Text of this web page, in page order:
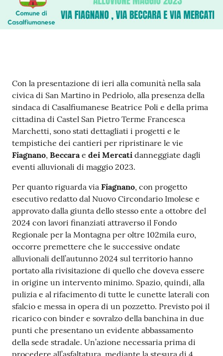
Contenuto
Con la presentazione di ieri alla comunità nella sala
civica di San Martino in Pedriolo, alla presenza della
sindaca di Casalfiumanese Beatrice Poli e della prima
cittadina di Castel San Pietro Terme Francesca
Marchetti, sono stati dettagliati i progetti e le
tempistiche dei cantieri per ripristinare le vie
Fiagnano, Beccara e dei Mercati danneggiate dagli
eventi alluvionali di maggio 2023.
Per quanto riguarda via Fiagnano, con progetto
esecutivo redatto dal Nuovo Circondario Imolese e
approvato dalla giunta dello stesso ente a ottobre del
2024 con lavori finanziati attraverso il Fondo
Regionale per la Montagna per oltre 102mila euro,
occorre premettere che le successive ondate
alluvionali dell’autunno 2024 sul territorio hanno
portato alla rivisitazione di quello che doveva essere
in origine un intervento minimo. Spazio, quindi, alla
pulizia e al rifacimento di tutte le cunette laterali con
sfalcio e messa in opera di un pozzetto. Previsto poi il
ricarico con binder e sovralzo della banchina in due
punti che presentano un evidente abbassamento
della sede stradale. Un’azione necessaria prima di
procedere all’asfaltatura, mediante la stesura di 4